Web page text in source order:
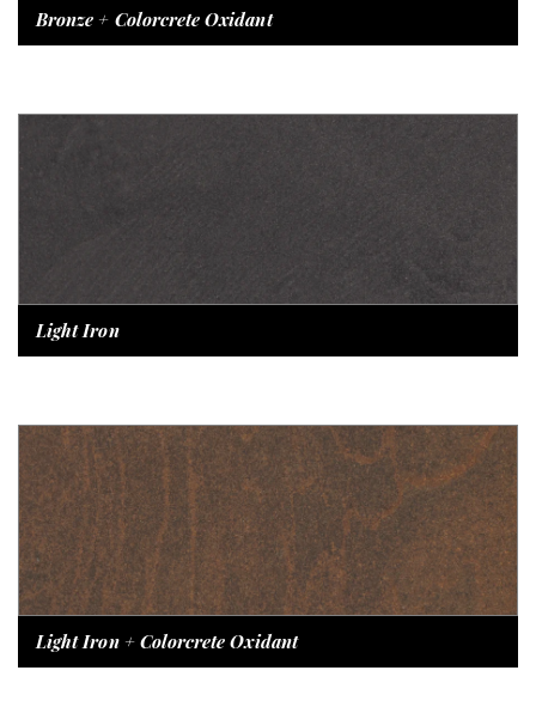
Bronze + Colorcrete Oxidant
Light Iron
Light Iron + Colorcrete Oxidant